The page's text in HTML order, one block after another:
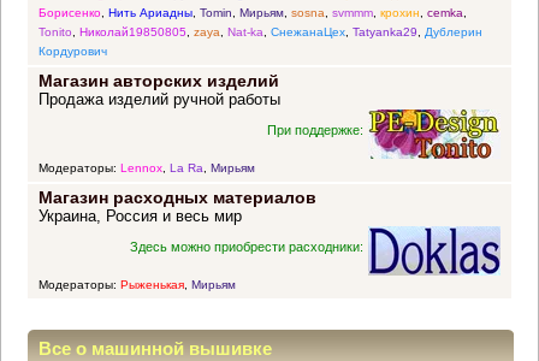
Борисенко, Нить Ариадны, Tomin, Мирьям, sosna, svmmm, крохин, cemka,
Tonito, Николай19850805, zaya, Nat-ka, СнежанаЦех, Tatyanka29, Дублерин
Кордурович
Магазин авторских изделий
Продажа изделий ручной работы
При поддержке:
Модераторы: Lennox, La Ra, Мирьям
Магазин расходных материалов
Украина, Россия и весь мир
Здесь можно приобрести расходники:
Модераторы: Рыженькая, Мирьям
Все о машинной вышивке